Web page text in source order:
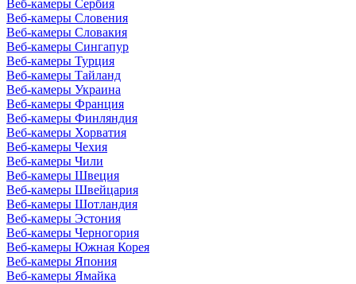
Веб-камеры Сербия
Веб-камеры Словения
Веб-камеры Словакия
Веб-камеры Сингапур
Веб-камеры Турция
Веб-камеры Тайланд
Веб-камеры Украина
Веб-камеры Франция
Веб-камеры Финляндия
Веб-камеры Хорватия
Веб-камеры Чехия
Веб-камеры Чили
Веб-камеры Швеция
Веб-камеры Швейцария
Веб-камеры Шотландия
Веб-камеры Эстония
Веб-камеры Черногория
Веб-камеры Южная Корея
Веб-камеры Япония
Веб-камеры Ямайка